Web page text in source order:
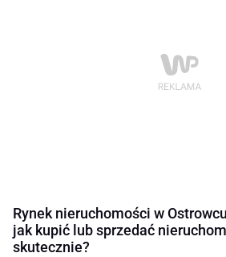
Rynek nieruchomości w
jak kupić lub sprzedać
skutecznie?